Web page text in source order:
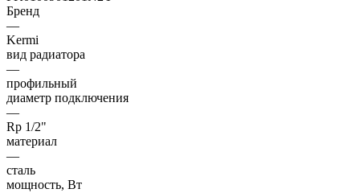
Бренд
—
Kermi
вид радиатора
—
профильный
диаметр подключения
—
Rp 1/2"
материал
—
сталь
мощность, Вт